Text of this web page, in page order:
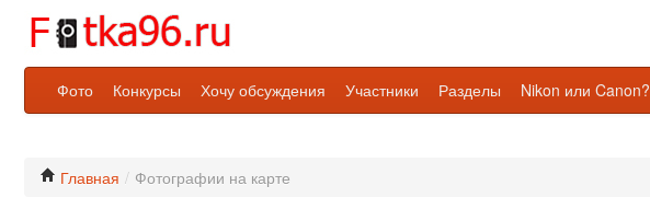
Фото Конкурсы Хочу обсуждения Участники Разделы Nikon или Canon?
Главная / Фотографии на карте